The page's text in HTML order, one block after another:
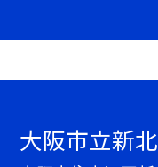
大阪市立新